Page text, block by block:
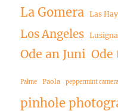
La Gomera Las
Los Angeles
Ode an Juni Ode
Palme Paola peppermint camera
pinhole